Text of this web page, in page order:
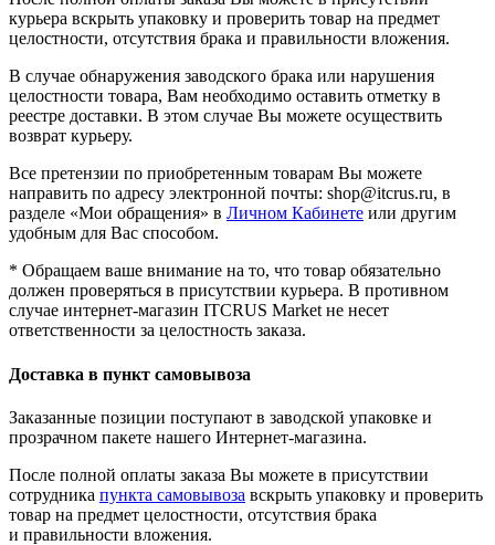
курьера вскрыть упаковку и проверить товар на предмет
целостности, отсутствия брака и правильности вложения.
В случае обнаружения заводского брака или нарушения
целостности товара, Вам необходимо оставить отметку в
реестре доставки. В этом случае Вы можете осуществить
возврат курьеру.
Все претензии по приобретенным товарам Вы можете
направить по адресу электронной почты: shop@itcrus.ru, в
разделе «Мои обращения» в Личном Кабинете или другим
удобным для Вас способом.
* Обращаем ваше внимание на то, что товар обязательно
должен проверяться в присутствии курьера. В противном
случае интернет-магазин ITCRUS Market не несет
ответственности за целостность заказа.
Доставка в пункт самовывоза
Заказанные позиции поступают в заводской упаковке и
прозрачном пакете нашего Интернет-магазина.
После полной оплаты заказа Вы можете в присутствии
сотрудника пункта самовывоза вскрыть упаковку и проверить
товар на предмет целостности, отсутствия брака
и правильности вложения.